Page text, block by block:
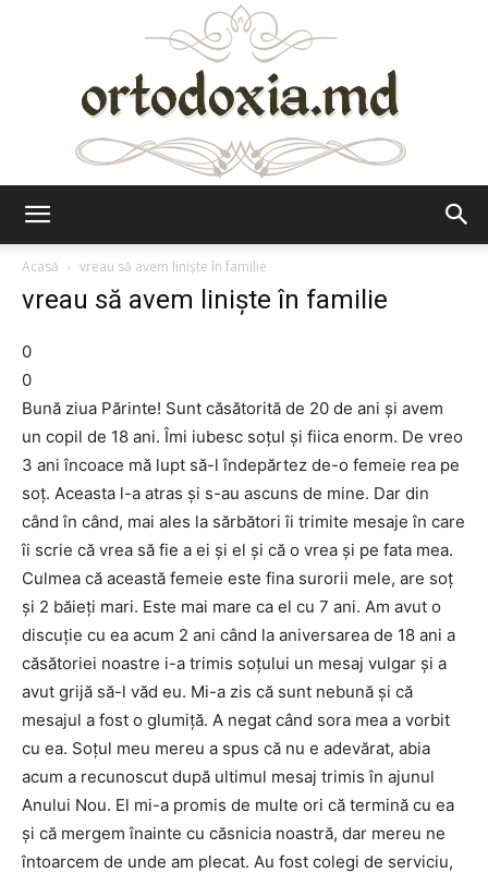
Acasă
vreau să avem liniște în familie
vreau să avem liniște în familie
0
0
Bună ziua Părinte! Sunt căsătorită de 20 de ani și avem
un copil de 18 ani. Îmi iubesc soțul și fiica enorm. De vreo
3 ani încoace mă lupt să-l îndepărtez de-o femeie rea pe
soț. Aceasta l-a atras și s-au ascuns de mine. Dar din
când în când, mai ales la sărbători îi trimite mesaje în care
îi scrie că vrea să fie a ei și el și că o vrea și pe fata mea.
Culmea că această femeie este fina surorii mele, are soț
și 2 băieți mari. Este mai mare ca el cu 7 ani. Am avut o
discuție cu ea acum 2 ani când la aniversarea de 18 ani a
căsătoriei noastre i-a trimis soțului un mesaj vulgar și a
avut grijă să-l văd eu. Mi-a zis că sunt nebună și că
mesajul a fost o glumiță. A negat când sora mea a vorbit
cu ea. Soțul meu mereu a spus că nu e adevărat, abia
acum a recunoscut după ultimul mesaj trimis în ajunul
Anului Nou. El mi-a promis de multe ori că termină cu ea
și că mergem înainte cu căsnicia noastră, dar mereu ne
întoarcem de unde am plecat. Au fost colegi de serviciu,